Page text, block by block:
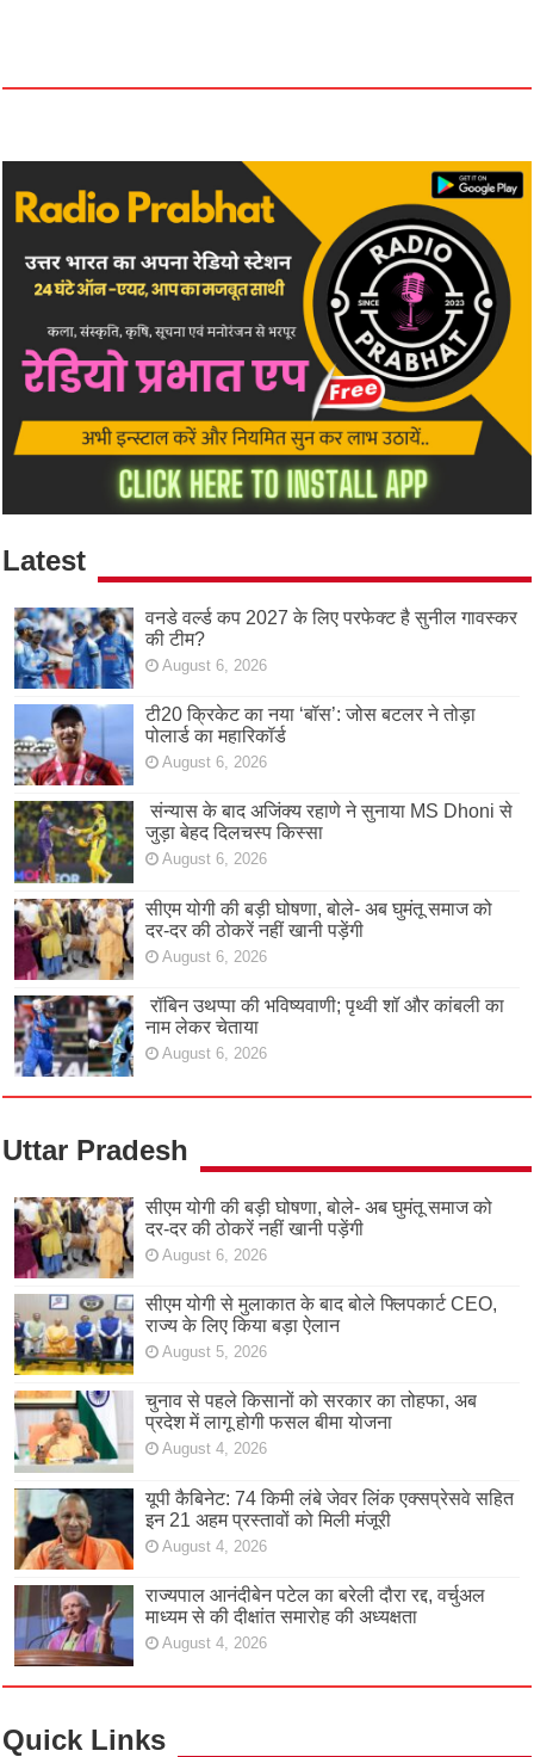
Latest
वनडे वर्ल्ड कप 2027 के लिए परफेक्ट है सुनील गावस्कर
की टीम?
August 6, 2026
टी20 क्रिकेट का नया ‘बॉस’: जोस बटलर ने तोड़ा
पोलार्ड का महारिकॉर्ड
August 6, 2026
संन्यास के बाद अजिंक्‍य रहाणे ने सुनाया MS Dhoni से
जुड़ा बेहद दिलचस्प किस्सा
August 6, 2026
सीएम योगी की बड़ी घोषणा, बोले- अब घुमंतू समाज को
दर-दर की ठोकरें नहीं खानी पड़ेंगी
August 6, 2026
रॉबिन उथप्पा की भविष्यवाणी; पृथ्वी शॉ और कांबली का
नाम लेकर चेताया
August 6, 2026
Uttar Pradesh
सीएम योगी की बड़ी घोषणा, बोले- अब घुमंतू समाज को
दर-दर की ठोकरें नहीं खानी पड़ेंगी
August 6, 2026
सीएम योगी से मुलाकात के बाद बोले फ्लिपकार्ट CEO,
राज्य के लिए किया बड़ा ऐलान
August 5, 2026
चुनाव से पहले किसानों को सरकार का तोहफा, अब
प्रदेश में लागू होगी फसल बीमा योजना
August 4, 2026
यूपी कैबिनेट: 74 किमी लंबे जेवर लिंक एक्सप्रेसवे सहित
इन 21 अहम प्रस्तावों को मिली मंजूरी
August 4, 2026
राज्यपाल आनंदीबेन पटेल का बरेली दौरा रद्द, वर्चुअल
माध्यम से की दीक्षांत समारोह की अध्यक्षता
August 4, 2026
Quick Links